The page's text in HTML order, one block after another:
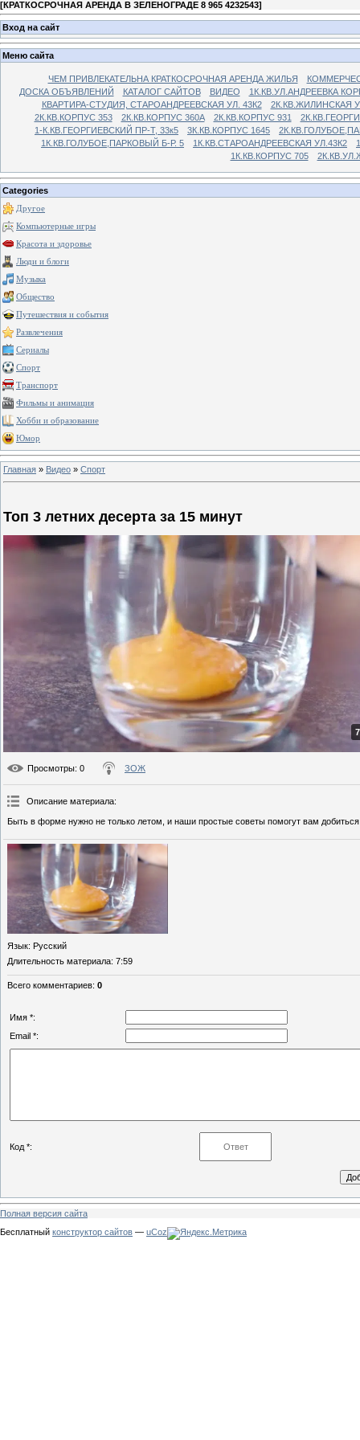
[КРАТКОСРОЧНАЯ АРЕНДА В ЗЕЛЕНОГРАДЕ 8 965 4232543]
Вход на сайт
Меню сайта
ЧЕМ ПРИВЛЕКАТЕЛЬНА КРАТКОСРОЧНАЯ АРЕНДА ЖИЛЬЯ
ДОСКА ОБЪЯВЛЕНИЙ
КАТАЛОГ САЙТОВ ВИДЕО
1К.КВ.УЛ.АНДРЕЕВКА
КВАРТИРА-СТУДИЯ, СТАРОАНДРЕЕВСКАЯ УЛ. 43К2
2К.КВ.ЖИЛИНСКАЯ
2К.КВ.КОРПУС 353
2К.КВ.КОРПУС 360А 2К.КВ.КОРПУС 931
1-К.КВ.ГЕОРГИЕВСКИЙ ПР-Т, 33к5
3К.КВ.КОРПУС 1645
1К.КВ.ГОЛУБОЕ,ПАРКОВЫЙ Б-Р. 5
1К.КВ.СТАРОАНДРЕЕВСКАЯ УЛ.43К2
1К.КВ.КОРПУС 705
Categories
Другое
Компьютерные игры
Красота и здоровье
Люди и блоги
Музыка
Общество
Путешествия и события
Развлечения
Сериалы
Спорт
Транспорт
Фильмы и анимация
Хобби и образование
Юмор
Главная » Видео » Спорт
Топ 3 летних десерта за 15 минут
Просмотры: 0 ЗОЖ
Описание материала:
Быть в форме нужно не только летом, и наши простые советы помогут вам добиться
Язык: Русский
Длительность материала: 7:59
Всего комментариев: 0
Имя *:
Email *:
Код *:
Полная версия сайта
Бесплатный конструктор сайтов — uCoz